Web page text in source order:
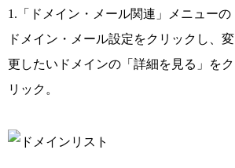
1.「ドメイン・メール関連」メニューの
ドメイン・メール設定をクリックし、変
更したいドメインの「詳細を見る」をク
リック。